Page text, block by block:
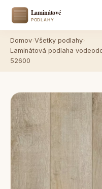
Domov Všetky podlahy
Laminátová podlaha
52600